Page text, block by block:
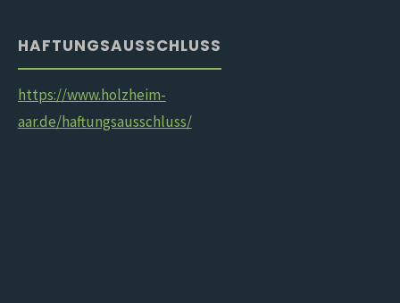
HAFTUNGSAUSSCHLUSS
https://www.holzheim-
aar.de/haftungsausschluss/